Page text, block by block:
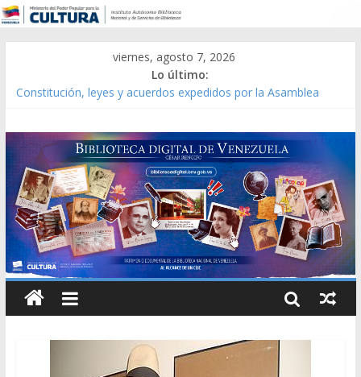
viernes, agosto 7, 2026
Lo último:
Constitución, leyes y acuerdos expedidos por la Asamblea
Modesta Bor Sánchez [material gráfico]
Gaceta Oficial de la República de Venezuela año CXXXIII Mes V,
Caracas 09 de marzo de 2006 N° 38.394
Catálogo temático de obras de Modesta Bor